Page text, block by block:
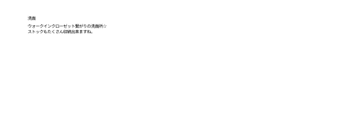
洗面
ウォークインクローゼット繋がりの洗面所☆
ストックもたくさん収納出来ますね。